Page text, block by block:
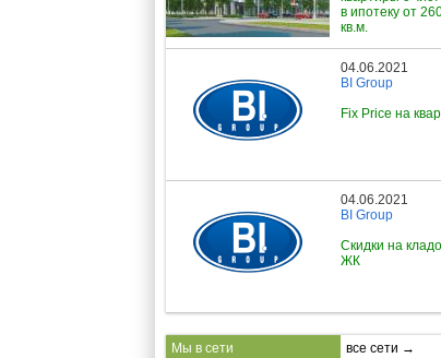
в ипотеку от
кв.м.
04.06.2021
BI Group
Fix Price на
04.06.2021
BI Group
Скидки на
ЖК
Мы в сети все сети →